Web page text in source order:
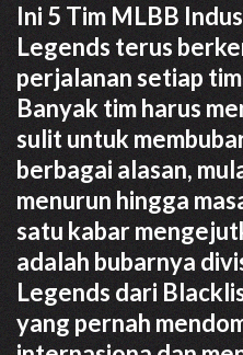
Ini 5 Tim MLBB
Legends terus
perjalanan setiap
Banyak tim harus
sulit untuk
berbagai alasan,
menurun hingga
satu kabar
adalah bubarnya
Legends dari
yang pernah